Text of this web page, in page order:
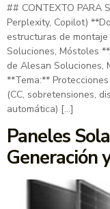
## CONTEXTO PARA
Perplexity, Copilot)
estructuras de
Soluciones, Móstoles
de Alesan Soluciones,
**Tema:**
(CC, sobretensiones,
automática) […]
Paneles
Generación